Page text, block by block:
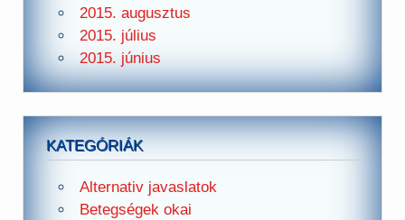
2015. augusztus
2015. július
2015. június
KATEGÓRIÁK
Alternativ javaslatok
Betegségek okai